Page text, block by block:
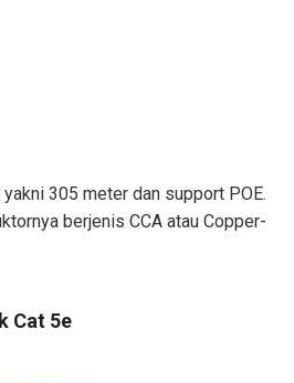
305 meter dan support POE.
berjenis CCA atau Copper-
Cat 5e